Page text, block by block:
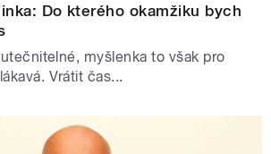
Do kterého okamžiku bych
myšlenka to však pro
Vrátit čas...